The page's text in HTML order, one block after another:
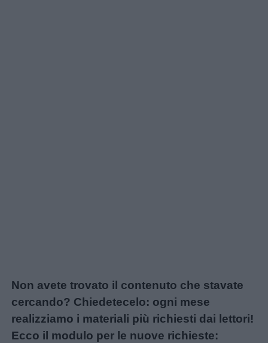
Non avete trovato il contenuto che stavate
cercando? Chiedetecelo: ogni mese
realizziamo i materiali più richiesti dai lettori!
Ecco il modulo per le nuove richieste: